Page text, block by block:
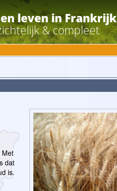
leven in Frankrijk
& compleet
Met
dat
is.